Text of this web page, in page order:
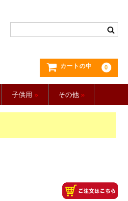
カートの中 0
子供用 » その他 »